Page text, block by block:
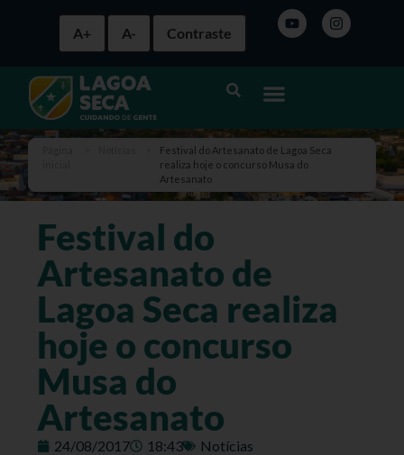
A+ A- Contraste
Festival do Artesanato de Lagoa Seca
realiza hoje o concurso Musa do
Artesanato
Festival do
Artesanato de
Lagoa Seca realiza
hoje o concurso
Musa do
Artesanato
24/08/2017 18:43 Notícias